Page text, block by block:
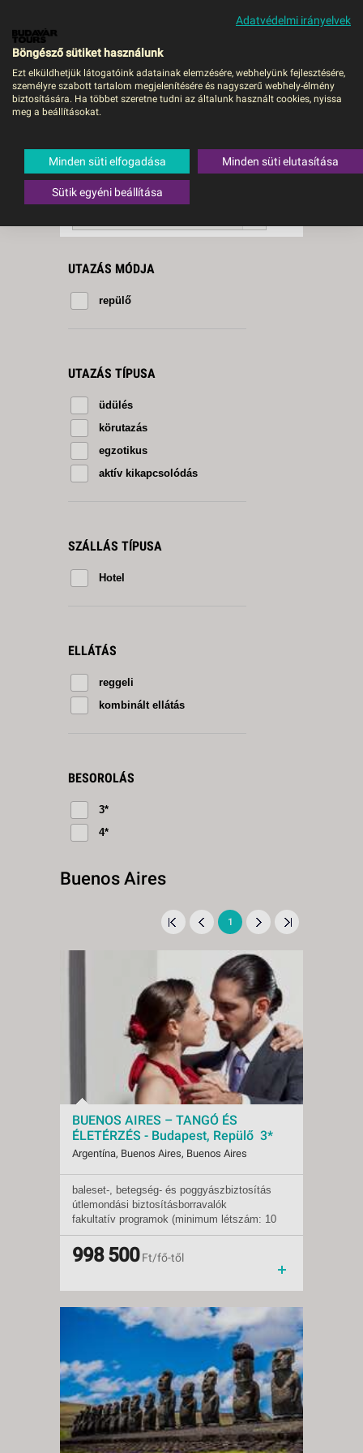
MENÜ
Buenos Aires
megfelelő utazásttaláltunk.
A keresővel tovább szűkítheti a
találati listát!
RENDEZÉS:
UTAZÁS MÓDJA
repülő
UTAZÁS TÍPUSA
üdülés
körutazás
egzotikus
aktív kikapcsolódás
SZÁLLÁS TÍPUSA
Hotel
ELLÁTÁS
reggeli
kombinált ellátás
BESOROLÁS
3*
4*
Buenos Aires
1
BUENOS AIRES – TANGÓ ÉS
ÉLETÉRZÉS - Budapest, Repülő 3*
Argentína, Buenos Aires, Buenos Aires
Indulások:
2027.01.24-tól
Időpontok:
1 db
Ellátás:
reggeli
Típus:
Tengerparti üdülés
Besorolás:
Szállás:
Hotel
baleset-, betegség- és poggyászbiztosítás
útlemondási biztosítás borravalók
fakultatív programok (minimum létszám: 10
fő)
998 500Ft/fő-től
Adatvédelmi irányelvek
Böngésző sütiket használunk
Ezt elküldhetjük látogatóink adatainak elemzésére, webhelyünk fejlesztésére,
személyre szabott tartalom megjelenítésére és nagyszerű webhely-élmény
biztosítására. Ha többet szeretne tudni az általunk használt cookies, nyissa
meg a beállításokat.
Minden süti elfogadása Minden süti elutasítása
Sütik egyéni beállítása